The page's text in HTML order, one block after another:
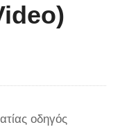
οδηγός